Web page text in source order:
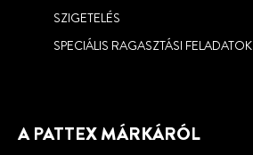
SZIGETELÉS
SPECIÁLIS RAGASZTÁSI FELADATOK
A PATTEX MÁRKÁRÓL